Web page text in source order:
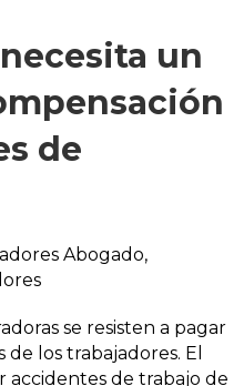
un
de
se resisten a pagar
los trabajadores. El
accidentes de trabajo de